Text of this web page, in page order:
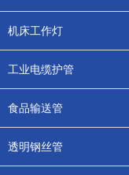
机床工作灯
工业电缆护管
食品输送管
透明钢丝管